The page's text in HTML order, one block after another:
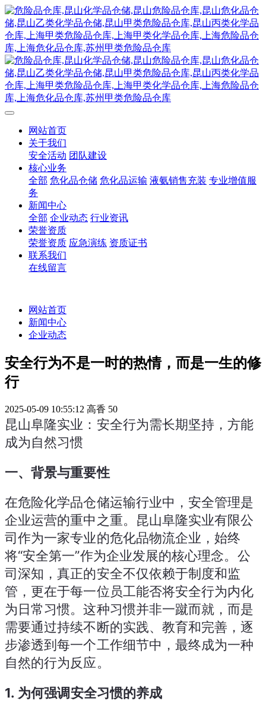
网站首页
关于我们
安全活动 团队建设
核心业务
全部 危化品仓储 危化品运输 液氨销售充装 专业增值服
务
新闻中心
全部 企业动态 行业资讯
荣誉资质
荣誉资质 应急演练 资质证书
联系我们
在线留言
网站首页
新闻中心
企业动态
安全行为不是一时的热情，而是一生的修
行
2025-05-09 10:55:12 高香 50
昆山阜隆实业：安全行为需长期坚持，方能
成为自然习惯
一、背景与重要性
在危险化学品仓储运输行业中，安全管理是
企业运营的重中之重。昆山阜隆实业有限公
司作为一家专业的危化品物流企业，始终
将“安全第一”作为企业发展的核心理念。公
司深知，真正的安全不仅依赖于制度和监
管，更在于每一位员工能否将安全行为内化
为日常习惯。这种习惯并非一蹴而就，而是
需要通过持续不断的实践、教育和完善，逐
步渗透到每一个工作细节中，最终成为一种
自然的行为反应。
1. 为何强调安全习惯的养成